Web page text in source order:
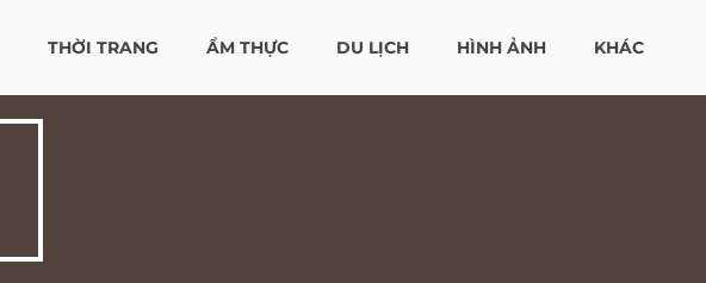
THỜI TRANG ẨM THỰC DU LỊCH HÌNH ẢNH KHÁC